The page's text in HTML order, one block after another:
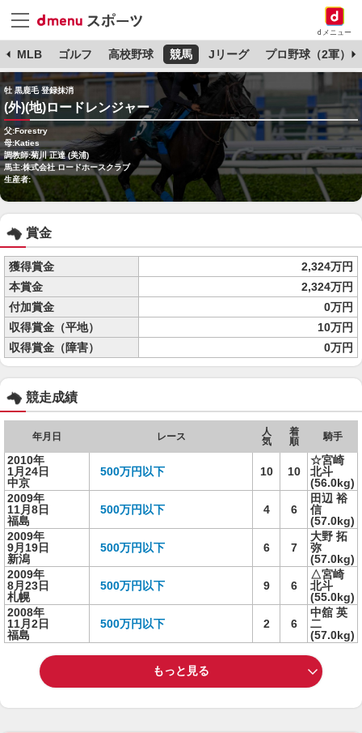
dメニュー
MLB ゴルフ 高校野球 競馬 Jリーグ プロ野球（2軍）
牡 黒鹿毛 登録抹消
(外)(地)ロードレンジャー
父:Forestry
母:Katies
調教師:菊川 正達 (美浦)
馬主:株式会社 ロードホースクラブ
生産者:
賞金
獲得賞金
2,324万円
本賞金
2,324万円
付加賞金
0万円
収得賞金（平地）
10万円
収得賞金（障害）
0万円
競走成績
年月日 レース
人
気
着
順
騎手
2010年
1月24日
中京
500万円以下 10 10
☆宮崎
北斗
(56.0kg)
2009年
11月8日
福島
500万円以下 4 6
田辺 裕
信
(57.0kg)
2009年
9月19日
新潟
500万円以下 6 7
大野 拓
弥
(57.0kg)
2009年
8月23日
札幌
500万円以下 9 6
△宮崎
北斗
(55.0kg)
2008年
11月2日
福島
500万円以下 2 6
中舘 英
二
(57.0kg)
もっと見る